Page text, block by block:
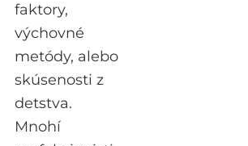
faktory,
výchovné
metódy, alebo
skúsenosti z
detstva.
Mnohí